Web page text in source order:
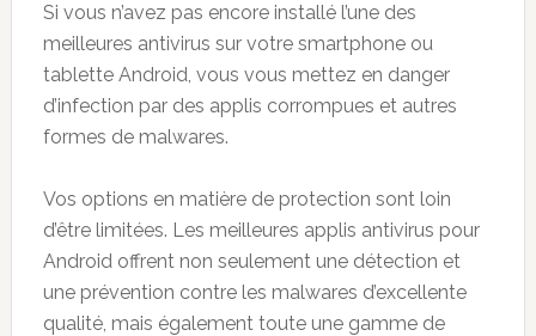
Si vous n’avez pas encore installé l’une des
meilleures antivirus sur votre smartphone ou
tablette Android, vous vous mettez en danger
d’infection par des applis corrompues et autres
formes de malwares.
Vos options en matière de protection sont loin
d’être limitées. Les meilleures applis antivirus pour
Android offrent non seulement une détection et
une prévention contre les malwares d’excellente
qualité, mais également toute une gamme de